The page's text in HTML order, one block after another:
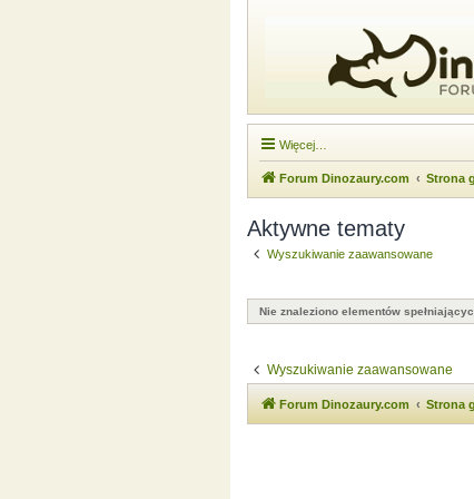
Więcej…
Forum Dinozaury.com Strona
Aktywne tematy
Wyszukiwanie zaawansowane
Nie znaleziono elementów
Wyszukiwanie zaawansowane
Forum Dinozaury.com Strona